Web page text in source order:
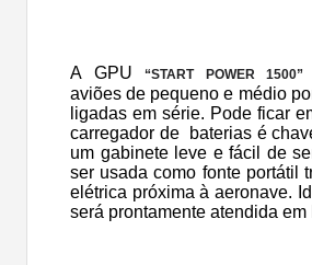
A GPU“START POWER 1500”
aviõesde pequeno e médio
ligadas em série. Pode ficar
carregador de baterias é
um gabinete leve e fácil de
ser usada como fonte portátil
elétrica próxima à aeronave.
será prontamente atendida